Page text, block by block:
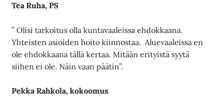
Tea Ruha, PS
” Olisi tarkoitus olla kuntavaaleissa ehdokkaana.
Yhteisten asioiden hoito kiinnostaa. Aluevaaleissa en
ole ehdokkaana tällä kertaa. Mitään erityistä syytä
siihen ei ole. Näin vaan päätin”.
Pekka Rahkola, kokoomus